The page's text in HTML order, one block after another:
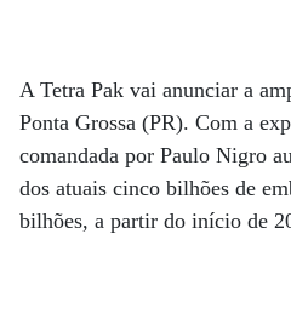
A Tetra Pak vai anunciar a
Ponta Grossa (PR). Com a
comandada por Paulo Nigro
dos atuais cinco bilhões de
bilhões, a partir do início de